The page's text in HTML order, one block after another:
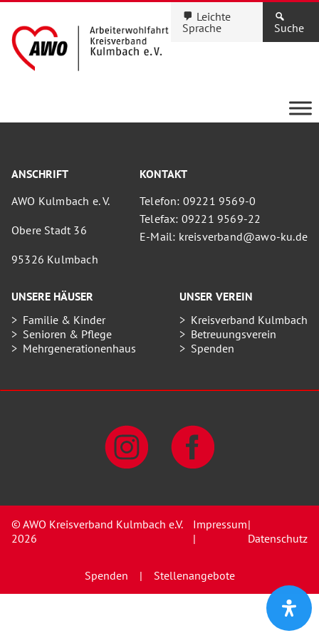
Leichte
Sprache
Suche
ANSCHRIFT
AWO Kulmbach e. V.
Obere Stadt 36
95326 Kulmbach
KONTAKT
Telefon: 09221 9569-0
Telefax: 09221 9569-22
E-Mail: kreisverband@awo-ku.de
UNSERE HÄUSER
Familie & Kinder
Senioren & Pflege
Mehrgenerationenhaus
UNSER VEREIN
Kreisverband Kulmbach
Betreuungsverein
Spenden
© AWO Kreisverband Kulmbach e.V.
2026
Impressum
|
|
Datenschutz
Spenden Stellenangebote